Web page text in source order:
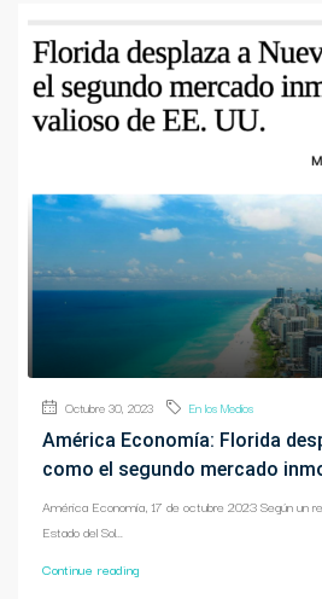
Octubre 30, 2023 En los Medios
América Economía: Florida
como el segundo mercado
América Economía, 17 de octubre 2023 Según un
Estado del Sol...
Continue reading